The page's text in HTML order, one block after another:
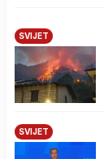
SVIJET
SVIJET